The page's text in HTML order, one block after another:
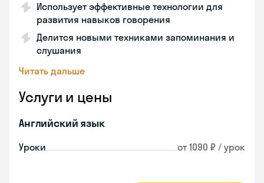
Использует эффективные технологии для
развития навыков говорения
Делится новыми техниками запоминания и
слушания
Читать дальше
Услуги и цены
Английский язык
Уроки от 1090 ₽ / урок